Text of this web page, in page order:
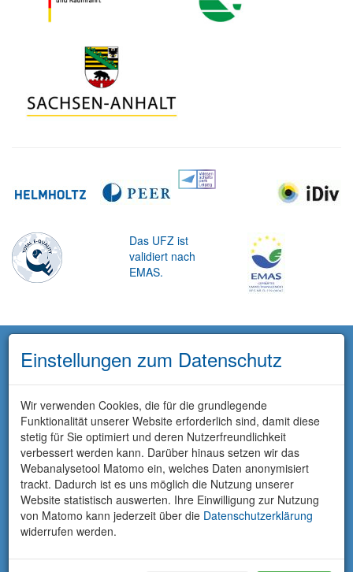
Das UFZ ist
validiert nach
EMAS.
Einstellungen zum Datenschutz
Wir verwenden Cookies, die für die grundlegende
Funktionalität unserer Website erforderlich sind, damit diese
stetig für Sie optimiert und deren Nutzerfreundlichkeit
verbessert werden kann. Darüber hinaus setzen wir das
Webanalysetool Matomo ein, welches Daten anonymisiert
trackt. Dadurch ist es uns möglich die Nutzung unserer
Website statistisch auswerten. Ihre Einwilligung zur Nutzung
von Matomo kann jederzeit über die Datenschutzerklärung
widerrufen werden.